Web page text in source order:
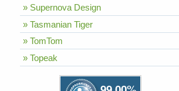
» Supernova Design
» Tasmanian Tiger
» TomTom
» Topeak